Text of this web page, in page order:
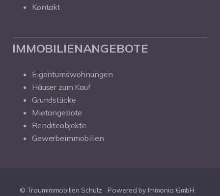
Kontakt
IMMOBILIENANGEBOTE
Eigentumswohnungen
Häuser zum Kauf
Grundstücke
Mietangebote
Renditeobjekte
Gewerbeimmobilien
© Traumimmobilien Schulz Powered by Immonia GmbH